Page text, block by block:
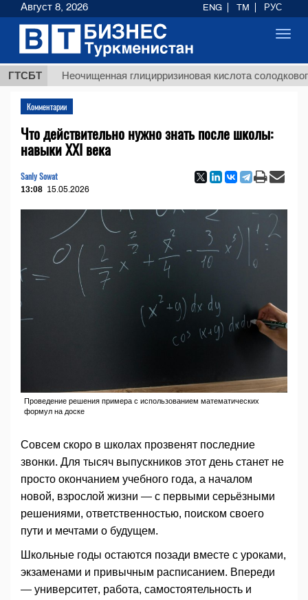
ГТСБТ
Неочищенная глицирризиновая кислота солодкового корня
Комментарии
Что действительно нужно знать после школы:
навыки XXI века
Sanly Sowat
13:08 15.05.2026
Проведение решения примера с использованием математических
формул на доске
Совсем скоро в школах прозвенят последние
звонки. Для тысяч выпускников этот день станет не
просто окончанием учебного года, а началом
новой, взрослой жизни — с первыми серьёзными
решениями, ответственностью, поиском своего
пути и мечтами о будущем.
Школьные годы остаются позади вместе с уроками,
экзаменами и привычным расписанием. Впереди
— университет, работа, самостоятельность и
Август 8, 2026 ENG TM РУС